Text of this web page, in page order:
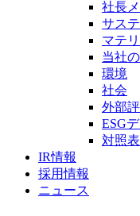
社長
サス
マテ
当社
環境
社会
外部
ESG
対照表
IR情報
採用情報
ニュース